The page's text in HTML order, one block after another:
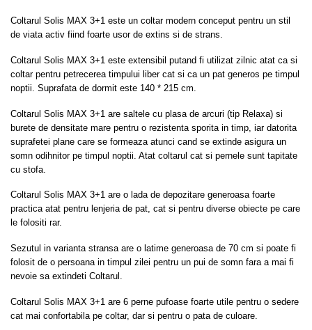
Coltarul Solis MAX 3+1 este un coltar modern conceput pentru un stil
de viata activ fiind foarte usor de extins si de strans.
Coltarul Solis MAX 3+1 este extensibil putand fi utilizat zilnic atat ca si
coltar pentru petrecerea timpului liber cat si ca un pat generos pe timpul
noptii. Suprafata de dormit este 140 * 215 cm.
Coltarul Solis MAX 3+1 are saltele cu plasa de arcuri (tip Relaxa) si
burete de densitate mare pentru o rezistenta sporita in timp, iar datorita
suprafetei plane care se formeaza atunci cand se extinde asigura un
somn odihnitor pe timpul noptii. Atat coltarul cat si pernele sunt tapitate
cu stofa.
Coltarul Solis MAX 3+1 are o lada de depozitare generoasa foarte
practica atat pentru lenjeria de pat, cat si pentru diverse obiecte pe care
le folositi rar.
Sezutul in varianta stransa are o latime generoasa de 70 cm si poate fi
folosit de o persoana in timpul zilei pentru un pui de somn fara a mai fi
nevoie sa extindeti Coltarul.
Coltarul Solis MAX 3+1 are 6 perne pufoase foarte utile pentru o sedere
cat mai confortabila pe coltar, dar si pentru o pata de culoare.